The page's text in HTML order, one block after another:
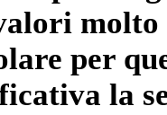
per
la